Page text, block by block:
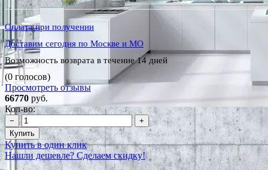
Оплата при получении
Доставим сегодня по Москве и МО
Возможность возврата в течение 14 дней
(0 голосов)
Просмотреть отзывы
66770 руб.
Кол-во:
−
+
Купить
Купить в один клик
Нашли дешевле? Сделаем скидку!